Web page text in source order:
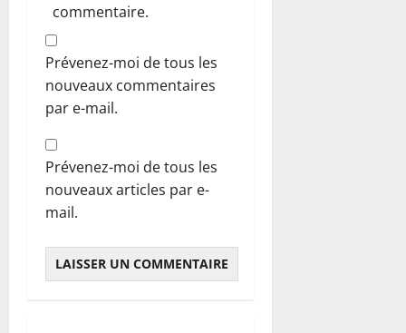
commentaire.
Prévenez-moi de tous les
nouveaux commentaires
par e-mail.
Prévenez-moi de tous les
nouveaux articles par e-
mail.